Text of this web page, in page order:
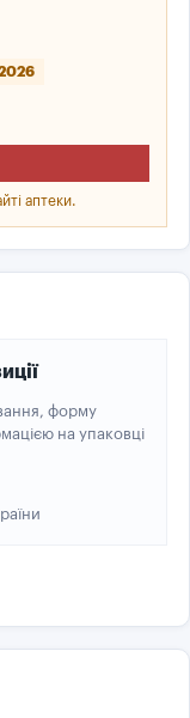
аптеки.
форму
на упаковці